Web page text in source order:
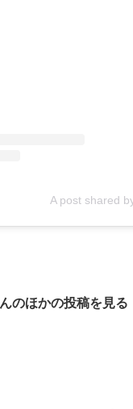
A post shared
のほかの投稿を見る